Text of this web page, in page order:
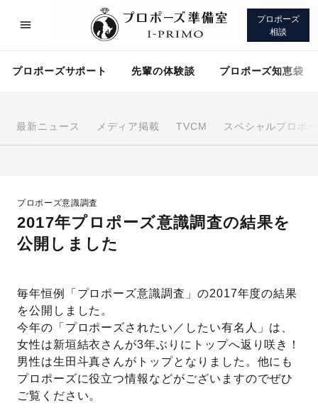
プロポーズ
相談
プロポーズサポート 先輩の体験談 プロポーズ知恵袋
最新ニュース メディア掲載 TVCM スペシャルプロポ
プロポーズ意識調査
2017年プロポーズ意識調査の結果を
公開しました
毎年恒例「プロポーズ意識調査」の2017年度の結果
を公開しました。
今年の「プロポーズされたい／したい有名人」は、
女性は新垣結衣さんが3年ぶりにトップへ返り咲き！
男性は生田斗真さんがトップとなりました。他にも
プロポーズに役立つ情報などがございますのでぜひ
ご覧ください。
プロポーズサポート 先輩の体験談
プロポーズ知恵袋
プロポーズサポート
プロポーズサポートの流れ
先輩の体験談
プロポーズ知恵袋